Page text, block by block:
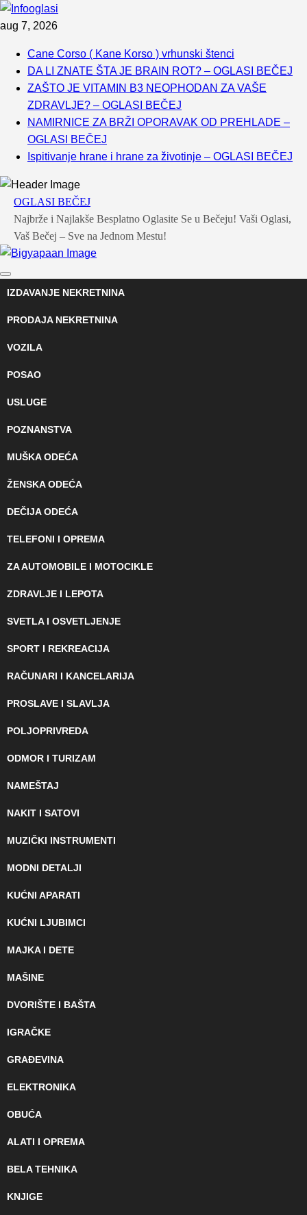
Skip
content
aug 7, 2026
Cane Corso ( Kane Korso ) vrhunski štenci
DA LI ZNATE ŠTA JE BRAIN ROT? – OGLASI BEČEJ
ZAŠTO JE VITAMIN B3 NEOPHODAN ZA VAŠE
ZDRAVLJE? – OGLASI BEČEJ
NAMIRNICE ZA BRŽI OPORAVAK OD PREHLADE –
OGLASI BEČEJ
Ispitivanje hrane i hrane za životinje – OGLASI BEČEJ
OGLASI BEČEJ
Najbrže i Najlakše Besplatno Oglasite Se u Bečeju! Vaši Oglasi,
Vaš Bečej – Sve na Jednom Mestu!
IZDAVANJE NEKRETNINA
PRODAJA NEKRETNINA
VOZILA
POSAO
USLUGE
POZNANSTVA
MUŠKA ODEĆA
ŽENSKA ODEĆA
DEČIJA ODEĆA
TELEFONI I OPREMA
ZA AUTOMOBILE I MOTOCIKLE
ZDRAVLJE I LEPOTA
SVETLA I OSVETLJENJE
SPORT I REKREACIJA
RAČUNARI I KANCELARIJA
PROSLAVE I SLAVLJA
POLJOPRIVREDA
ODMOR I TURIZAM
NAMEŠTAJ
NAKIT I SATOVI
MUZIČKI INSTRUMENTI
MODNI DETALJI
KUĆNI APARATI
KUĆNI LJUBIMCI
MAJKA I DETE
MAŠINE
DVORIŠTE I BAŠTA
IGRAČKE
GRAĐEVINA
ELEKTRONIKA
OBUĆA
ALATI I OPREMA
BELA TEHNIKA
KNJIGE